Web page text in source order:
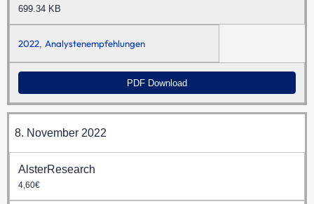
699.34 KB
2022, Analystenempfehlungen
PDF Download
8. November 2022
AlsterResearch
4,60€